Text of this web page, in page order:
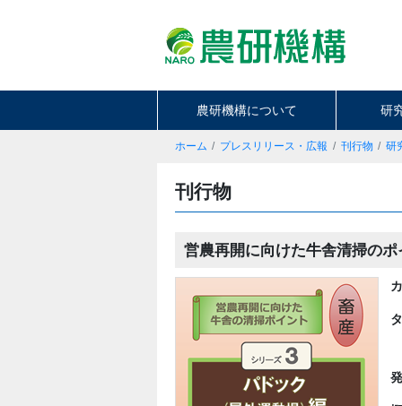
農研機構について 研
ホーム プレスリリース・広報 刊行物 研
刊行物
営農再開に向けた牛舎清掃の